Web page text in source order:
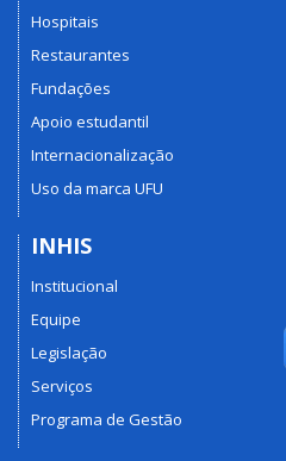
Hospitais
Restaurantes
Fundações
Apoio estudantil
Internacionalização
Uso da marca UFU
INHIS
Institucional
Equipe
Legislação
Serviços
Programa de Gestão